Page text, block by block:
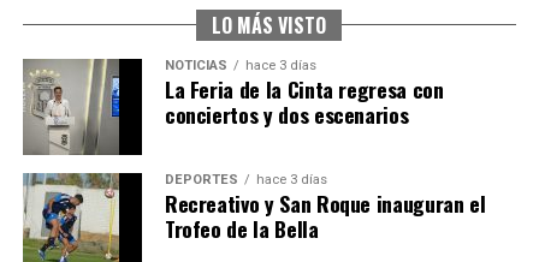
HuelvatvLO MÁS VISTO
NOTICIAS hace 3 días
La Feria de la Cinta regresa con
conciertos y dos escenarios
DEPORTES hace 3 días
Recreativo y San Roque inauguran el
Trofeo de la Bella